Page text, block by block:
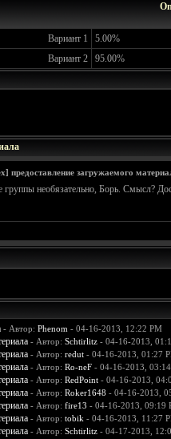
Вариант 1 5.00%
Вариант 2
95.00%
предоставление загружаемого
необязательно, Борь. Смысл?
- Автор: Phenom - 04-16-2013, 12:22 PM
- Автор: Schtirlitz- 04-16-2013,
- Автор: redut- 04-16-2013, 01:27
- Автор: Ro-neF- 04-16-2013,
- Автор: RedPoint- 04-16-2013,
- Автор: Roker1648 - 04-16-2013,
- Автор: fire13 - 04-16-2013, 09:19
- Автор: tobik - 04-16-2013, 11:27
- Автор: Schtirlitz- 04-17-2013,